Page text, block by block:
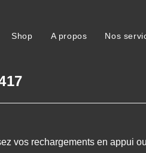
Shop A propos Nos
vos rechargements en appui